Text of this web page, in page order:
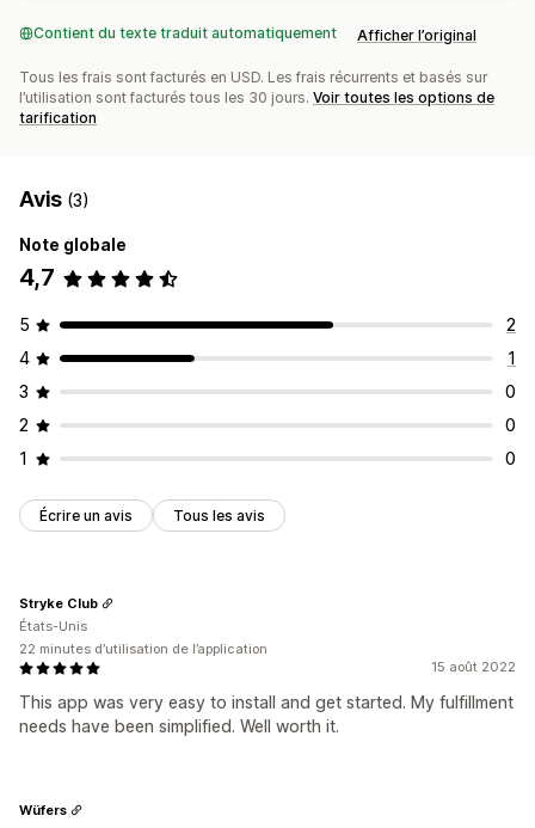
Contient du texte traduit automatiquement Afficher l’original
Tous les frais sont facturés en USD. Les frais récurrents et basés sur
l’utilisation sont facturés tous les 30 jours. Voir toutes les options de
tarification
Avis (3)
Note globale
4,7
5
2
4
1
3
0
2
0
1
0
Écrire un avis Tous les avis
15 août 2022
This app was very easy to install and get started. My fulfillment
needs have been simplified. Well worth it.
Stryke Club
États-Unis
22 minutes d’utilisation de l’application
Wüfers